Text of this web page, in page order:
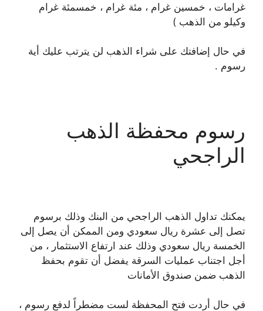
غرامات ، خمسين غرام ، مئة غرام ، خمسمئة غرام
وكيلو من الذهب )
في حال إضافتك على شراء الذهب لن يترتب عليك أية
رسوم .
رسوم محفظة الذهب
الراجحي
يمكنك تداول الذهب الراجحي من البنك وذلك برسوم
تصل إلى عشرة ريال سعودي ومن الممكن أن يصل إلى
الخمسة ريال سعودي وذلك عند ارتفاع الاستثمار ، من
أجل اجتناب عمليات السرقة يفضل أن تقوم بحفظ
الذهب ضمن صندوق الأمانات
في حال أردت فتح المحفظة لست مضطراً لدفع رسوم ،